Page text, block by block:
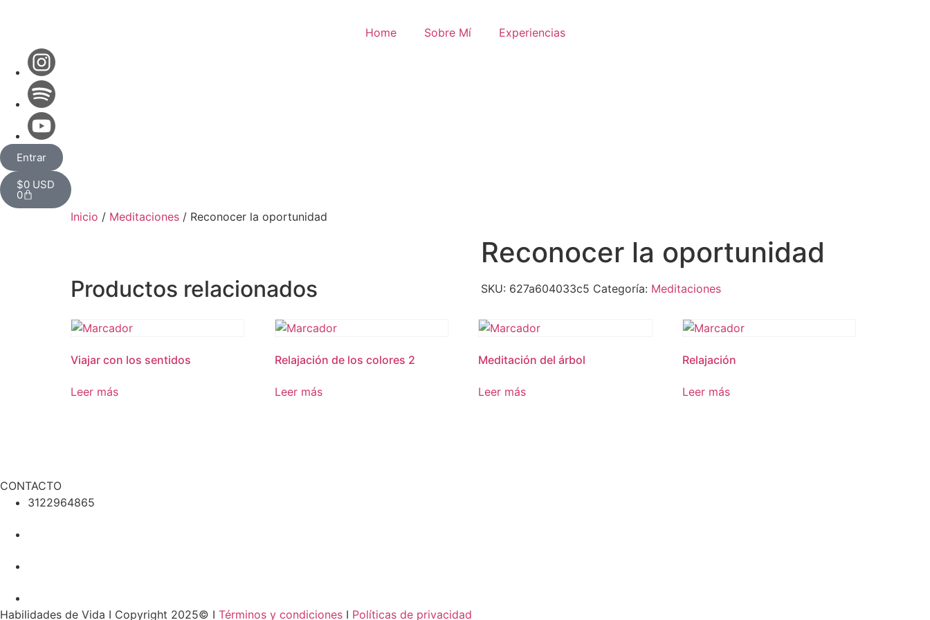
Home Sobre Mí Experiencias
Entrar
$0 USD
0
Inicio / Meditaciones / Reconocer la oportunidad
Reconocer la oportunidad
SKU: 627a604033c5 Categoría: Meditaciones
Productos relacionados
Viajar con los sentidos
Leer más
Relajación de los colores 2
Leer más
Meditación del árbol
Leer más
Relajación
Leer más
CONTACTO
3122964865
Habilidades de Vida I Copyright 2025© I Términos y condiciones I Políticas de privacidad